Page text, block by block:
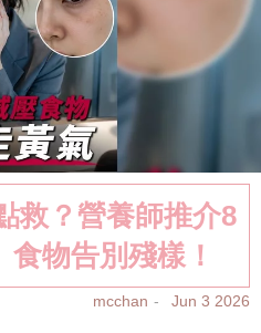
救？營養師推介8
物告別殘樣！
mcchan Jun 3 2026